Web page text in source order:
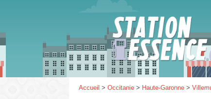
Accueil > Occitanie > Haute-Garonne >